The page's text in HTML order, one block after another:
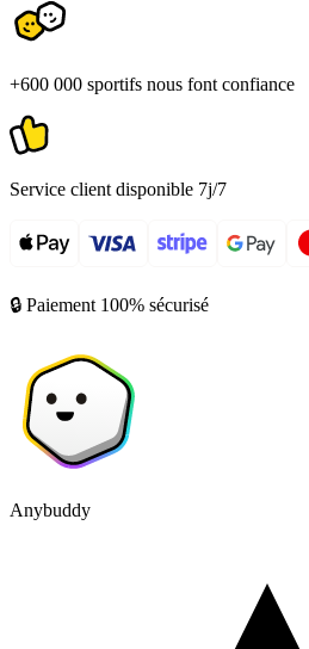
+600 000 sportifs nous font confiance
Service client disponible 7j/7
🔒 Paiement 100% sécurisé
Anybuddy